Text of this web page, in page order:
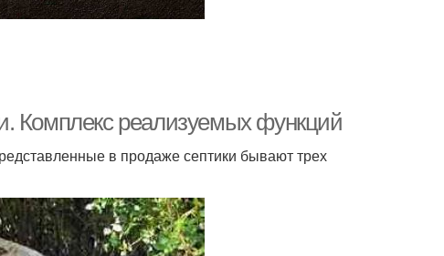
Комплекс реализуемых функций
в продаже септики бывают трех